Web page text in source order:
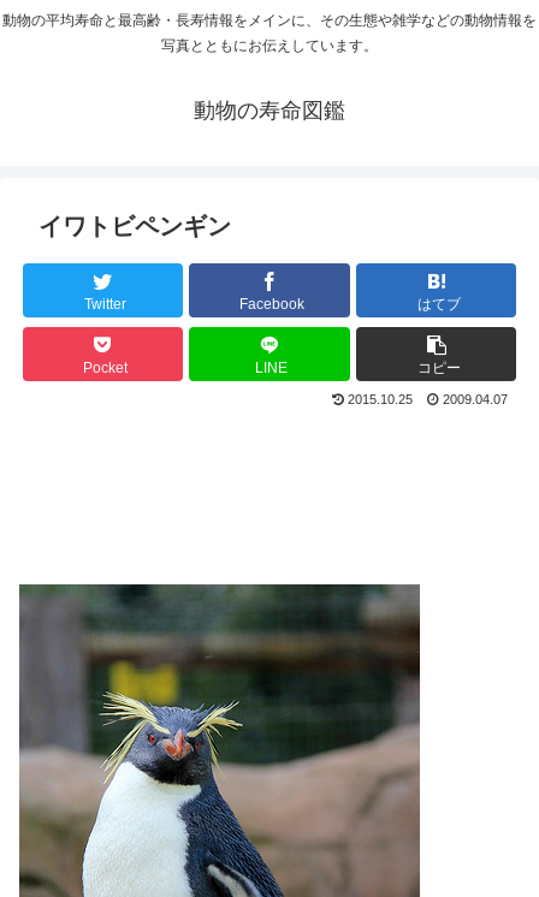
動物の平均寿命と最高齢・長寿情報をメインに、その生態や雑学などの動物情報を
写真とともにお伝えしています。
動物の寿命図鑑
イワトビペンギン
Twitter Facebook はてブ
Pocket LINE コピー
2015.10.25 2009.04.07